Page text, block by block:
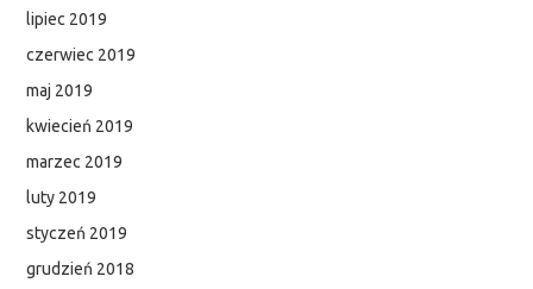
lipiec 2019
czerwiec 2019
maj 2019
kwiecień 2019
marzec 2019
luty 2019
styczeń 2019
grudzień 2018